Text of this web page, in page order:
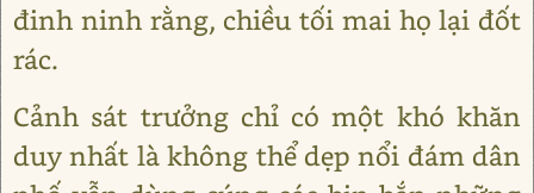
đinh ninh rằng, chiều tối mai họ lại đốt
rác.
Cảnh sát trưởng chỉ có một khó khăn
duy nhất là không thể dẹp nổi đám dân